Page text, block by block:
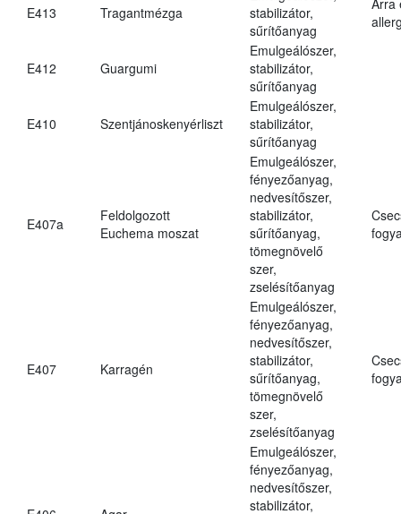
E413 Tragantmézga
stabilizátor,
sűrítőanyag
E412 Guargumi
Emulgeálószer,
stabilizátor,
sűrítőanyag
E410 Szentjánoskenyérliszt
Emulgeálószer,
stabilizátor,
sűrítőanyag
E407a
Feldolgozott
Euchema moszat
Emulgeálószer,
fényezőanyag,
nedvesítőszer,
stabilizátor,
sűrítőanyag,
tömegnövelő
szer,
zselésítőanyag
E407 Karragén
Emulgeálószer,
fényezőanyag,
nedvesítőszer,
stabilizátor,
sűrítőanyag,
tömegnövelő
szer,
zselésítőanyag
Emulgeálószer,
fényezőanyag,
nedvesítőszer,
stabilizátor,